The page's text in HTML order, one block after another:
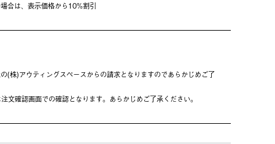
合は、表⽰価格から10%割引
(株)アウティングスペースからの請求となりますのであらかじめご了
⽂確認画⾯での確認となります。あらかじめご了承ください。